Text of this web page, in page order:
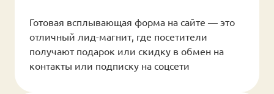
Готовая всплывающая форма на сайте — это
отличный лид-магнит, где посетители
получают подарок или скидку в обмен на
контакты или подписку на соцсети